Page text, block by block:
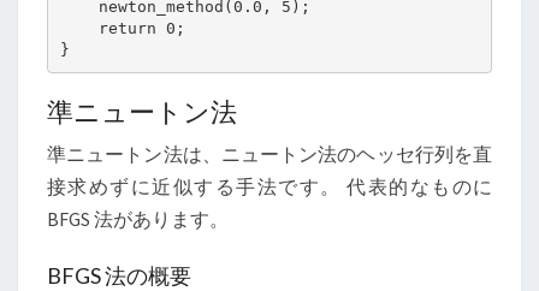
}
準ニュートン法
準ニュートン法は、ニュートン法のヘッセ行列を直
接求めずに近似する手法です。 代表的なものに
BFGS 法があります。
BFGS 法の概要